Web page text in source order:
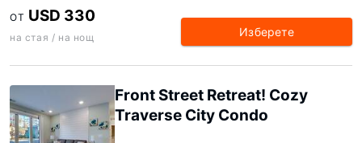
ОТ USD 330
на стая / на нощ Изберете
Front Street Retreat! Cozy
Traverse City Condo